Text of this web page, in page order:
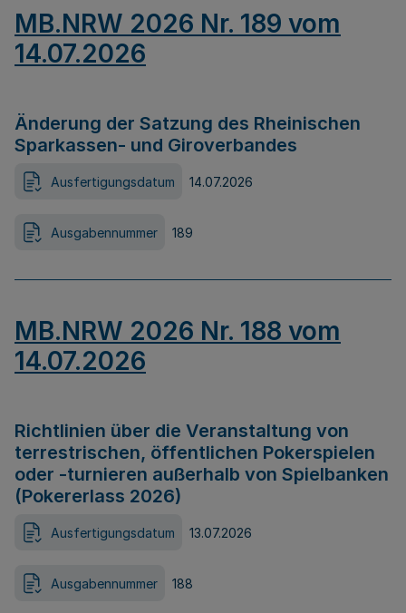
MB.NRW 2026 Nr. 189 vom
14.07.2026
Änderung der Satzung des Rheinischen
Sparkassen- und Giroverbandes
Ausfertigungsdatum 14.07.2026
Ausgabennummer 189
MB.NRW 2026 Nr. 188 vom
14.07.2026
Richtlinien über die Veranstaltung von
terrestrischen, öffentlichen Pokerspielen
oder -turnieren außerhalb von Spielbanken
(Pokererlass 2026)
Ausfertigungsdatum 13.07.2026
Ausgabennummer 188